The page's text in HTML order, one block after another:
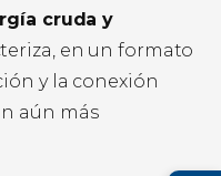
cruda y
en un formato
y la conexión
aún más